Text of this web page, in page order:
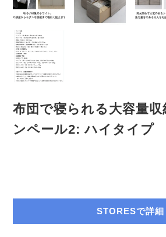
布団で寝られる大容量
ンペール2: ハイタイプ
STORESで詳細